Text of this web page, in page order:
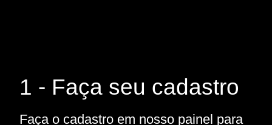
1 - Faça seu cadastro
Faça o cadastro em nosso painel para